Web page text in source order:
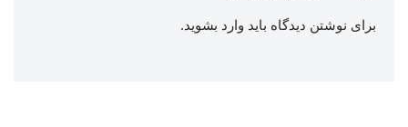
برای نوشتن دیدگاه باید وارد بشوید.